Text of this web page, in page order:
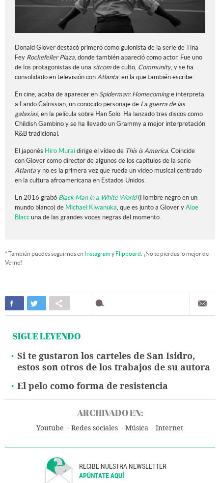
Donald Glover destacó primero como guionista de la serie de Tina
Fey Rockefeller Plaza, donde también apareció como actor. Fue uno
de los protagonistas de una sitcom de culto, Community, y se ha
consolidado en televisión con Atlanta, en la que también escribe.
En cine, acaba de aparecer en Spiderman: Homecominge interpreta
a Lando Calrissian, un conocido personaje de La guerra de las
galaxias, en la película sobre Han Solo. Ha lanzado tres discos como
Childish Gambino y se ha llevado un Grammy a mejor interpretación
R&B tradicional.
El japonés Hiro Murai dirige el vídeo de This is America. Coincide
con Glover como director de algunos de los capítulos de la serie
Atlanta y no es la primera vez que rueda un vídeo musical centrado
en la cultura afroamericana en Estados Unidos.
En 2016 grabó Black Man in a White World(Hombre negro en un
mundo blanco) de Michael Kiwanuka, que es junto a Glover y Aloe
Blacc una de las grandes voces negras del momento.
* También puedes seguirnos en Instagramy Flipboard . ¡No te pierdas lo mejor de
Verne!
SIGUE LEYENDO
Si te gustaron los carteles de San Isidro,
estos son otros de los trabajos de su autora
El pelo como forma de resistencia
ARCHIVADO EN:
Youtube Redes sociales Música Internet
RECIBE NUESTRA NEWSLETTER
APÚNTATE AQUÍ